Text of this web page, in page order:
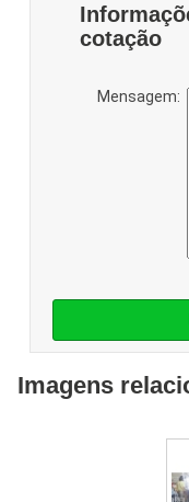
cotação
Mensagem:
Imagens